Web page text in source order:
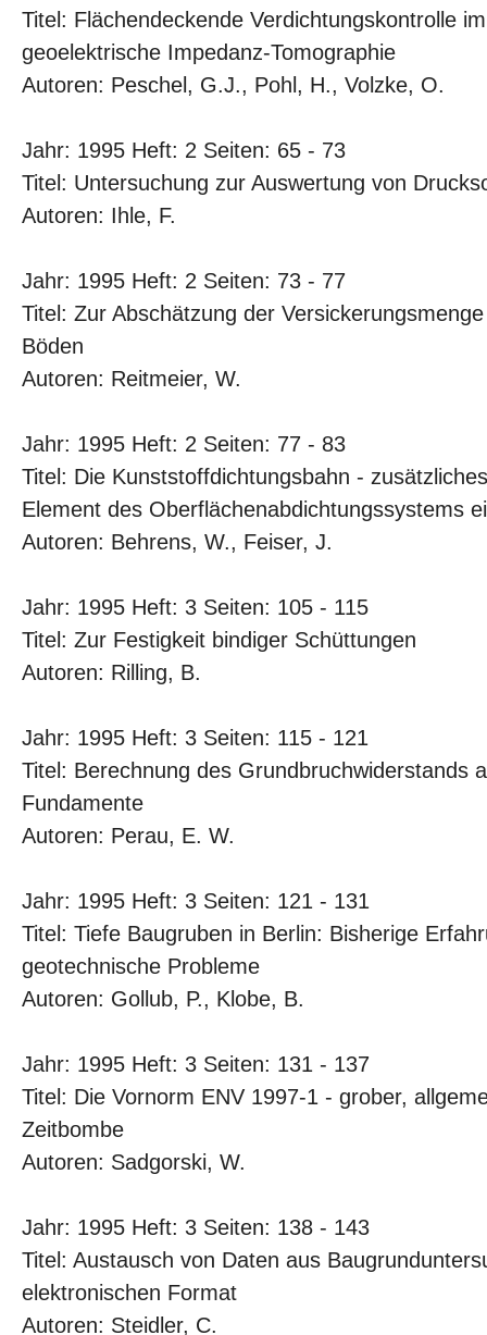
Titel: Flächendeckende Verdichtungskontrolle
geoelektrische Impedanz-Tomographie
Autoren: Peschel, G.J., Pohl, H., Volzke, O.
Jahr: 1995 Heft: 2 Seiten: 65 - 73
Titel: Untersuchung zur Auswertung von
Autoren: Ihle, F.
Jahr: 1995 Heft: 2 Seiten: 73 - 77
Titel: Zur Abschätzung der
Böden
Autoren: Reitmeier, W.
Jahr: 1995 Heft: 2 Seiten: 77 - 83
Titel: Die Kunststoffdichtungsbahn -
Element des Oberflächenabdichtungssystems
Autoren: Behrens, W., Feiser, J.
Jahr: 1995 Heft: 3 Seiten: 105 - 115
Titel: Zur Festigkeit bindiger Schüttungen
Autoren: Rilling, B.
Jahr: 1995 Heft: 3 Seiten: 115 - 121
Titel: Berechnung des Grundbruchwiderstands
Fundamente
Autoren: Perau, E. W.
Jahr: 1995 Heft: 3 Seiten: 121 - 131
Titel: Tiefe Baugruben in Berlin: Bisherige
geotechnische Probleme
Autoren: Gollub, P., Klobe, B.
Jahr: 1995 Heft: 3 Seiten: 131 - 137
Titel: Die Vornorm ENV 1997-1 - grober,
Zeitbombe
Autoren: Sadgorski, W.
Jahr: 1995 Heft: 3 Seiten: 138 - 143
Titel: Austausch von Daten aus
elektronischen Format
Autoren: Steidler, C.